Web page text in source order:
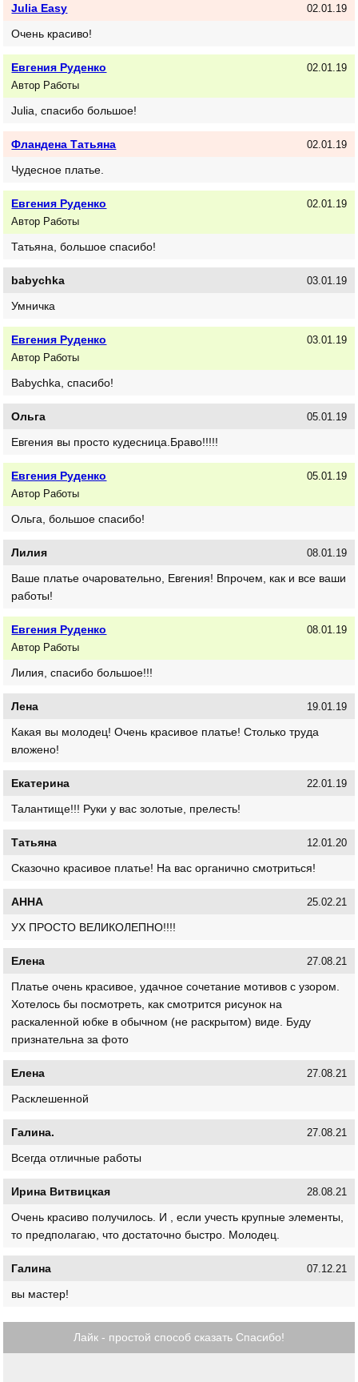
Julia Easy 02.01.19
Очень красиво!
Евгения Руденко
Автор Работы
02.01.19
Julia, спасибо большое!
Фландена Татьяна 02.01.19
Чудесное платье.
Евгения Руденко
Автор Работы
02.01.19
Татьяна, большое спасибо!
babychka 03.01.19
Умничка
Евгения Руденко
Автор Работы
03.01.19
Babychka, спасибо!
Ольга 05.01.19
Евгения вы просто кудесница.Браво!!!!!
Евгения Руденко
Автор Работы
05.01.19
Ольга, большое спасибо!
Лилия 08.01.19
Ваше платье очаровательно, Евгения! Впрочем, как и все ваши
работы!
Евгения Руденко
Автор Работы
08.01.19
Лилия, спасибо большое!!!
Лена 19.01.19
Какая вы молодец! Очень красивое платье! Столько труда
вложено!
Екатерина 22.01.19
Талантище!!! Руки у вас золотые, прелесть!
Татьяна 12.01.20
Сказочно красивое платье! На вас органично смотриться!
АННА 25.02.21
УХ ПРОСТО ВЕЛИКОЛЕПНО!!!!
Елена 27.08.21
Платье очень красивое, удачное сочетание мотивов с узором.
Хотелось бы посмотреть, как смотрится рисунок на
раскаленной юбке в обычном (не раскрытом) виде. Буду
признательна за фото
Елена 27.08.21
Расклешенной
Галина. 27.08.21
Всегда отличные работы
Ирина Витвицкая 28.08.21
Очень красиво получилось. И , если учесть крупные элементы,
то предполагаю, что достаточно быстро. Молодец.
Галина 07.12.21
вы мастер!
Лайк - простой способ сказать Спасибо!